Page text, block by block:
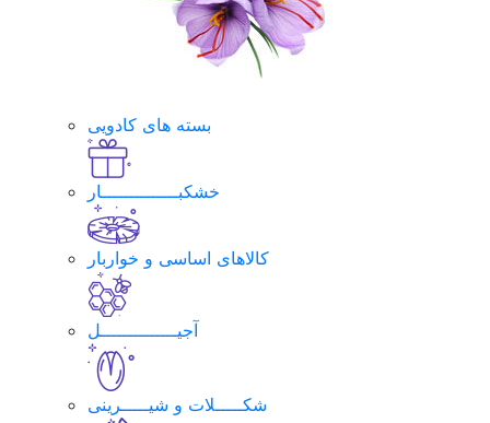
بسته های کادویی
خشکبــــــــــــــار
کالاهای اساسی و خواربار
آجیــــــــــــــل
شکـــــلات و شیـــــرینی